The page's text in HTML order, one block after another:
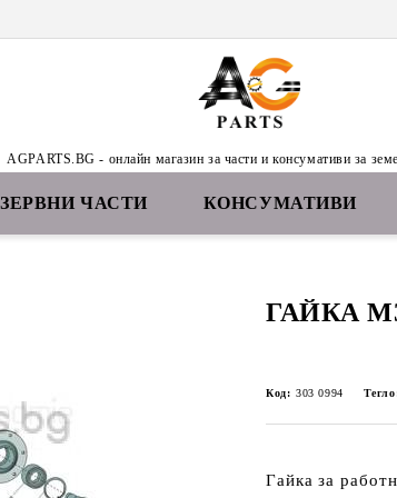
AGPARTS.BG - онлайн магазин за части и консумативи за
ЧАСТИ КОНСУМАТИВИ
ГАЙКА
Код: 303 0994
Гайка за